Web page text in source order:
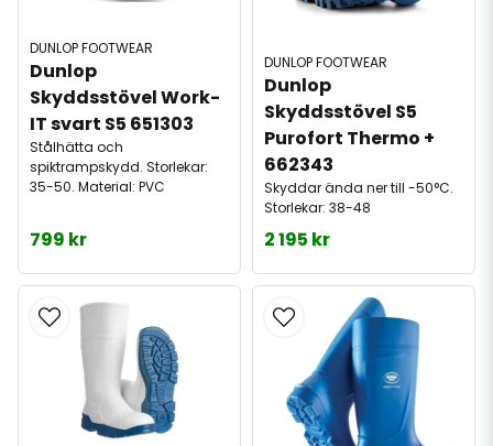
DUNLOP FOOTWEAR
Dunlop
Skyddsstövel Work-
IT svart S5 651303
Stålhätta och
spiktrampskydd. Storlekar:
35-50. Material: PVC
799 kr
DUNLOP FOOTWEAR
Dunlop
Skyddsstövel S5
Purofort Thermo +
662343
Skyddar ända ner till -50°C.
Storlekar: 38-48
2 195 kr